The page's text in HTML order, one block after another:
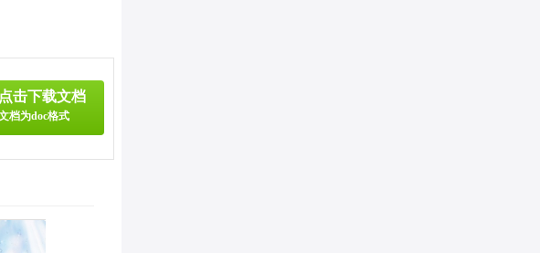
点击下载文档
档为doc格式